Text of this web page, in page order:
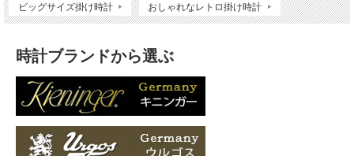
ビッグサイズ掛け時計 おしゃれなレトロ掛け時計
時計ブランドから選ぶ